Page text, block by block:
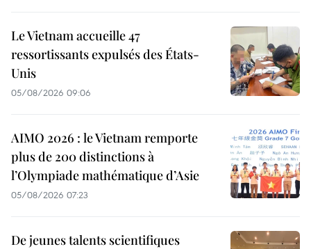
Le Vietnam accueille 47
ressortissants expulsés des États-
Unis
05/08/2026 09:06
AIMO 2026 : le Vietnam remporte
plus de 200 distinctions à
l’Olympiade mathématique d’Asie
05/08/2026 07:23
De jeunes talents scientifiques